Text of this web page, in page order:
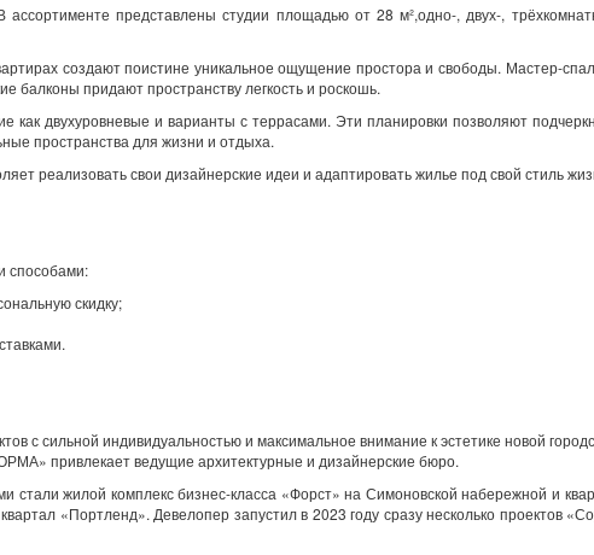
представлены студии площадью от 28 м²,одно-, двух-,
создают поистине уникальное ощущение простора и свободы. Мастер-
балконы придают пространству легкость и роскошь.
как двухуровневые и варианты с террасами. Эти планировки позволяют
пространства для жизни и отдыха.
реализовать свои дизайнерские идеи и адаптировать жилье под свой стиль
способами:
скидку;
с сильной индивидуальностью и максимальное внимание к эстетике новой
привлекает ведущие архитектурные и дизайнерские бюро.
стали жилой комплекс бизнес-класса «Форст» на Симоновской набережной и
«Портленд». Девелопер запустил в 2023 году сразу несколько проектов